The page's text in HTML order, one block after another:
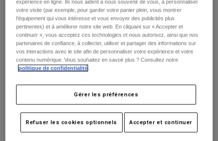
Explorer VTT
Product Help
Guide équipements VTT
Guide d'entretien d'un casque
Explorer Moto
Product Help
Guide équipements MOTO
Guide d'entretien des bottes
T-shirts
Sweats et Pulls
Voir tout
Chaussettes
Vestes
Chaussettes
Voir tout
Vêtements Casual
Sweats et Pulls
Vestes
Price reduced from
259,99 €to181,99 € 30% OFF
Voir le kit completici.
Tableau des tailles
42 42.5 43 43.5 44 44.5
expérience en ligne. Ils nous aident à nous souvenir de vous, à personnaliser
votre visite (par exemple, pour garder votre panier plein, vous montrer
l'équipement qui vous intéresse et vous envoyer des publicités plus
pertinentes) et à améliorer notre site web. En cliquant sur « Accepter et
continuer », vous acceptez ces technologies et nous autorisez, ainsi que nos
partenaires de confiance, à collecter, utiliser et partager des informations sur
vos interactions avec le site afin de personnaliser votre expérience et votre
contenu numérique. Vous souhaitez en savoir plus ? Consultez notre
politique de confidentialité.
Gérer les préférences
Refuser les cookies optionnels Accepter et continuer